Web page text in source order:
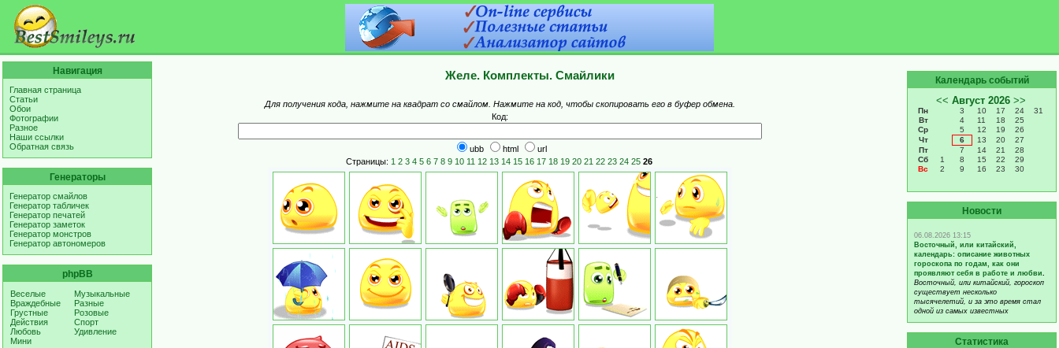
Навигация
Главная страница
Статьи
Обои
Фотографии
Разное
Наши ссылки
Обратная связь
Генераторы
Генератор смайлов
Генератор табличек
Генератор печатей
Генератор заметок
Генератор монстров
Генератор автономеров
phpBB
Веселые
Враждебные
Грустные
Действия
Любовь
Мини
Музыкальные
Разные
Розовые
Спорт
Удивление
Желе. Комплекты. Смайлики
Для получения кода, нажмите на квадрат со смайлом. Нажмите на код, чтобы скопировать его в буфер обмена.
Код:
ubb html
url
Страницы: 1 2 3 4 5 6 7 8 9 10 11 12 13 14 15 16 17 18 19 20 21 22 23 24 25 26
Календарь событий
Новости
Статистика